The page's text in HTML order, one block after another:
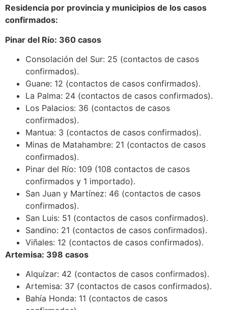
Residencia por provincia y municipios de los casos
confirmados:
Pinar del Río: 360 casos
Consolación del Sur: 25 (contactos de casos
confirmados).
Guane: 12 (contactos de casos confirmados).
La Palma: 24 (contactos de casos confirmados).
Los Palacios: 36 (contactos de casos
confirmados).
Mantua: 3 (contactos de casos confirmados).
Minas de Matahambre: 21 (contactos de casos
confirmados).
Pinar del Río: 109 (108 contactos de casos
confirmados y 1 importado).
San Juan y Martínez: 46 (contactos de casos
confirmados).
San Luis: 51 (contactos de casos confirmados).
Sandino: 21 (contactos de casos confirmados).
Viñales: 12 (contactos de casos confirmados).
Artemisa: 398 casos
Alquízar: 42 (contactos de casos confirmados).
Artemisa: 37 (contactos de casos confirmados).
Bahía Honda: 11 (contactos de casos